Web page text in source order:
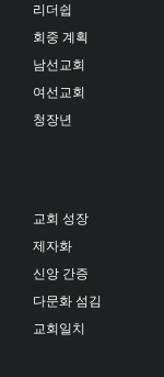
리더쉽
회중 계획
남선교회
여선교회
청장년
교회 성장
제자화
신앙 간증
다문화 섬김
교회일치